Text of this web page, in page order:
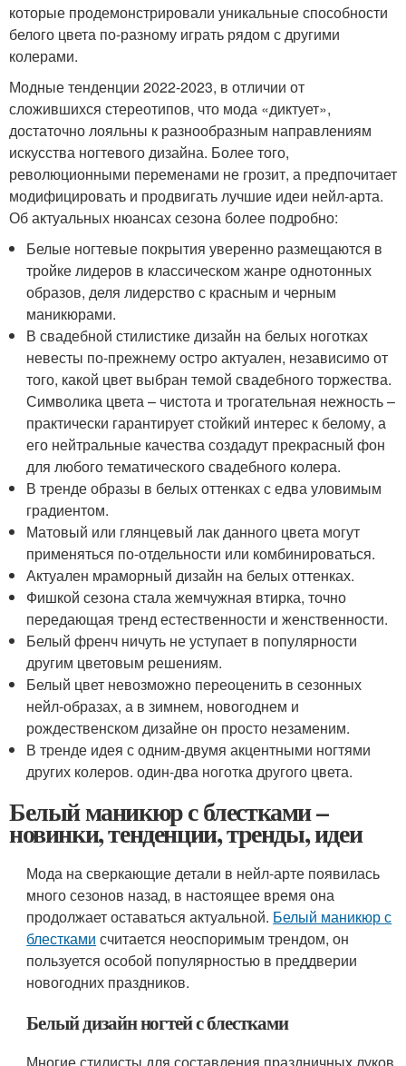
которые продемонстрировали уникальные способности
белого цвета по-разному играть рядом с другими
колерами.
Модные тенденции 2022-2023, в отличии от
сложившихся стереотипов, что мода «диктует»,
достаточно лояльны к разнообразным направлениям
искусства ногтевого дизайна. Более того,
революционными переменами не грозит, а предпочитает
модифицировать и продвигать лучшие идеи нейл-арта.
Об актуальных нюансах сезона более подробно:
Белые ногтевые покрытия уверенно размещаются в
тройке лидеров в классическом жанре однотонных
образов, деля лидерство с красным и черным
маникюрами.
В свадебной стилистике дизайн на белых ноготках
невесты по-прежнему остро актуален, независимо от
того, какой цвет выбран темой свадебного торжества.
Символика цвета – чистота и трогательная нежность –
практически гарантирует стойкий интерес к белому, а
его нейтральные качества создадут прекрасный фон
для любого тематического свадебного колера.
В тренде образы в белых оттенках с едва уловимым
градиентом.
Матовый или глянцевый лак данного цвета могут
применяться по-отдельности или комбинироваться.
Актуален мраморный дизайн на белых оттенках.
Фишкой сезона стала жемчужная втирка, точно
передающая тренд естественности и женственности.
Белый френч ничуть не уступает в популярности
другим цветовым решениям.
Белый цвет невозможно переоценить в сезонных
нейл-образах, а в зимнем, новогоднем и
рождественском дизайне он просто незаменим.
В тренде идея с одним-двумя акцентными ногтями
других колеров. один-два ноготка другого цвета.
Белый маникюр с блестками –
новинки, тенденции, тренды, идеи
Мода на сверкающие детали в нейл-арте появилась
много сезонов назад, в настоящее время она
продолжает оставаться актуальной. Белый маникюр с
блестками считается неоспоримым трендом, он
пользуется особой популярностью в преддверии
новогодних праздников.
Белый дизайн ногтей с блестками